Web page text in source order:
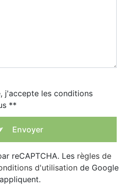
j'accepte les conditions
**
Envoyer
reCAPTCHA. Les règles de
d'utilisation de Google